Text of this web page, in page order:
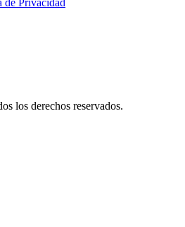
Privacidad
los derechos reservados.